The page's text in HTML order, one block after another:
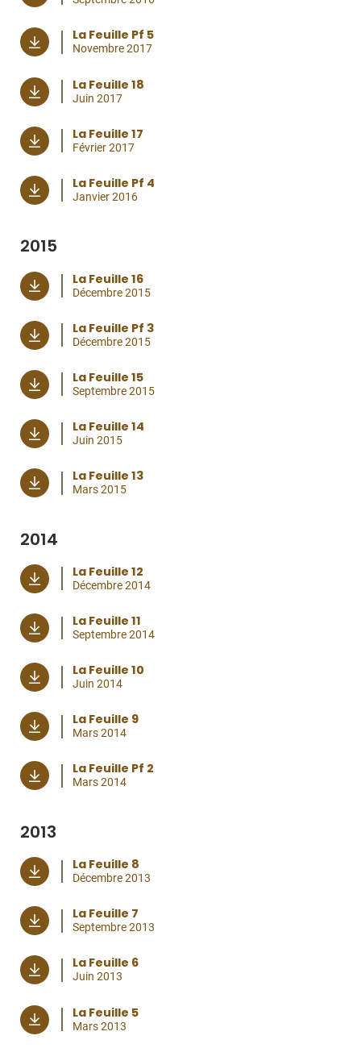
La Feuille Pf 5
Novembre 2017
La Feuille 18
Juin 2017
La Feuille 17
Février 2017
La Feuille Pf 4
Janvier 2016
2015
La Feuille 16
Décembre 2015
La Feuille Pf 3
Décembre 2015
La Feuille 15
Septembre 2015
La Feuille 14
Juin 2015
La Feuille 13
Mars 2015
2014
La Feuille 12
Décembre 2014
La Feuille 11
Septembre 2014
La Feuille 10
Juin 2014
La Feuille 9
Mars 2014
La Feuille Pf 2
Mars 2014
2013
La Feuille 8
Décembre 2013
La Feuille 7
Septembre 2013
La Feuille 6
Juin 2013
La Feuille 5
Mars 2013